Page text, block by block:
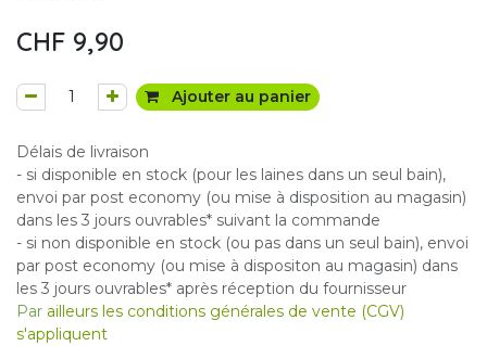
CHF 9,90
Ajouter au panier
Délais de livraison
- si disponible en stock (pour les laines dans un seul bain),
envoi par post economy (ou mise à disposition au magasin)
dans les 3 jours ouvrables* suivant la commande
- si non disponible en stock (ou pas dans un seul bain), envoi
par post economy (ou mise à dispositon au magasin) dans
les 3 jours ouvrables* après réception du fournisseur
Par ailleurs les conditions générales de vente (CGV)
s'appliquent